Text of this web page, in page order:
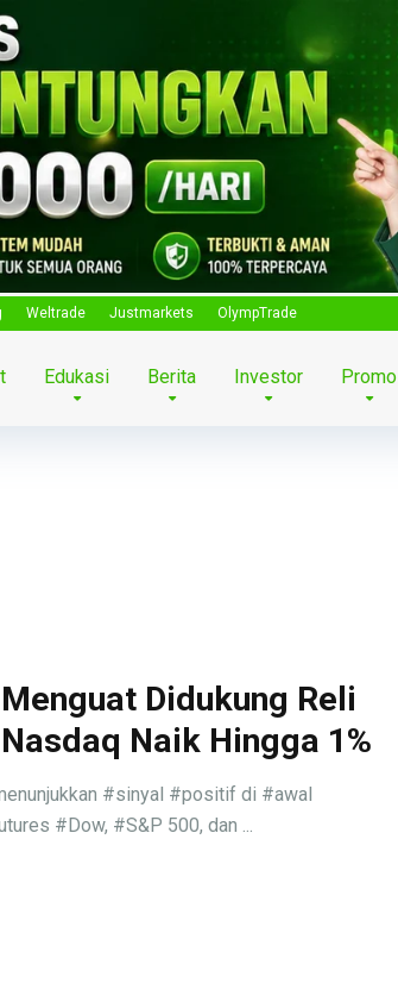
Weltrade Justmarkets OlympTrade
Edukasi Berita Investor Promo
Didukung Reli
Naik Hingga 1%
#sinyal #positif di #awal
#Dow, #S&P 500, dan ...